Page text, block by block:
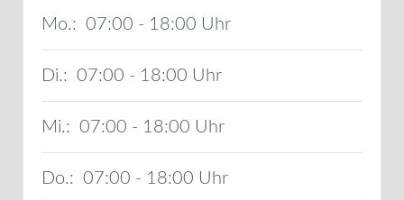
Mo.: 07:00 - 18:00
Di.: 07:00 - 18:00
Mi.: 07:00 - 18:00
Do.: 07:00 - 18:00